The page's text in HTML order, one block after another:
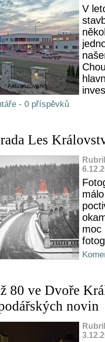
Aktualizováno
V
- 0 příspěvků
Les
moc
80 ve Dvoře
novin